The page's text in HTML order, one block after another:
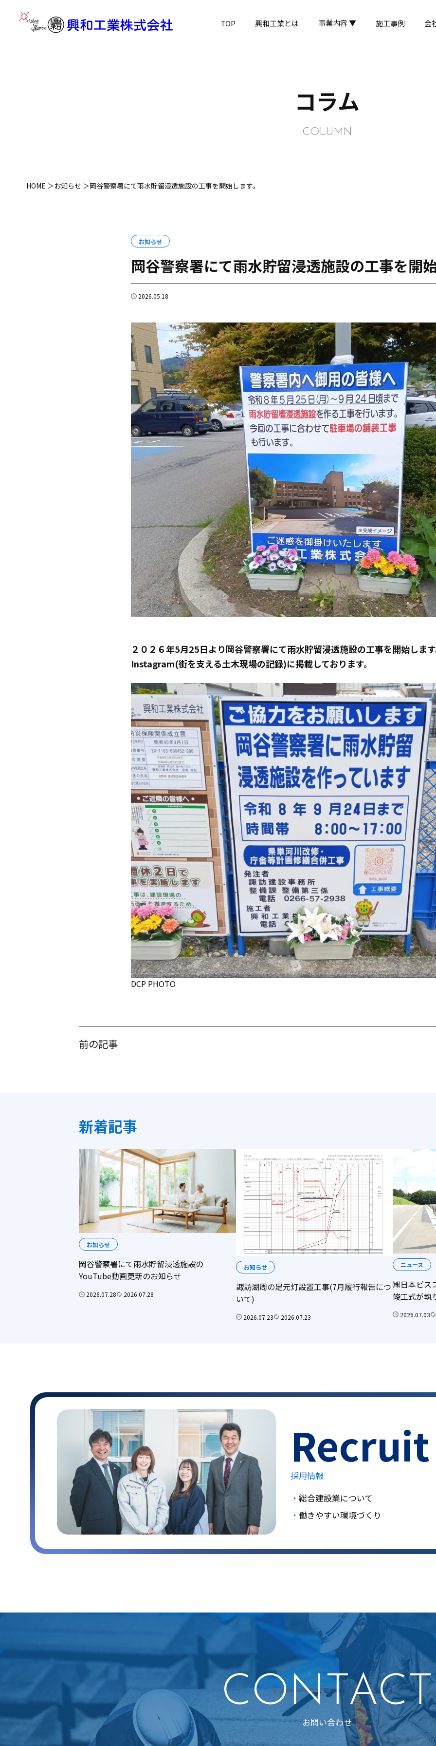
TOP 興和工業とは 事業内容 ▼ 施工事例 会
コラム
COLUMN
HOME お知らせ 岡谷警察署にて雨水貯留浸透施設の工事を開始します。
お知らせ
岡谷警察署にて雨水貯留浸透施設の工事を開
2026.05.18
２０２６年5月25日より岡谷警察署にて雨水貯留浸透施設の工事を開始しま
Instagram(街を支える土木現場の記録)に掲載しております。
DCP PHOTO
前の記事
新着記事
お知らせ
岡谷警察署にて雨水貯留浸透施設の
YouTube動画更新のお知らせ
2026.07.28 2026.07.28
お知らせ
諏訪湖周の足元灯設置工事(7月履行報告につ
いて)
2026.07.23 2026.07.23
ニュース
㈱日本ピス
竣工式が執
2026.07.03
Recruit
採用情報
総合建設業について
働きやすい環境づくり
CONTACT
お問い合わせ